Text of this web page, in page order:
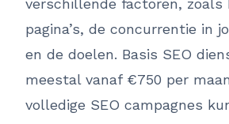
verschillende factoren, zoals
pagina’s, de concurrentie in
en de doelen. Basis SEO
meestal vanaf €750 per
volledige SEO campagnes